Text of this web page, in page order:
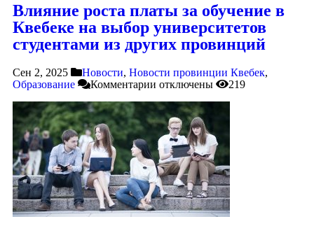
Влияние роста платы за обучение в
Квебеке на выбор университетов
студентами из других провинций
Сен 2, 2025 Новости, Новости провинции Квебек,
Образование
Комментарии отключены 219